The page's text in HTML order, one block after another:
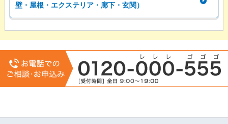
壁・屋根・エクステリア・廊下・玄関）